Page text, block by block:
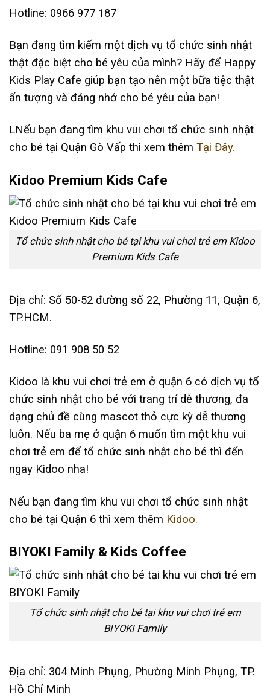
Hotline: 0966 977 187
Bạn đang tìm kiếm một dịch vụ tổ chức sinh nhật
thật đặc biệt cho bé yêu của mình? Hãy để Happy
Kids Play Cafe giúp bạn tạo nên một bữa tiệc thật
ấn tượng và đáng nhớ cho bé yêu của bạn!
LNếu bạn đang tìm khu vui chơi tổ chức sinh nhật
cho bé tại Quận Gò Vấp thì xem thêm Tại Đây.
Kidoo Premium Kids Cafe
Tổ chức sinh nhật cho bé tại khu vui chơi trẻ em Kidoo
Premium Kids Cafe
Địa chỉ: Số 50-52 đường số 22, Phường 11, Quận 6,
TP.HCM.
Hotline: 091 908 50 52
Kidoo là khu vui chơi trẻ em ở quận 6 có dịch vụ tổ
chức sinh nhật cho bé với trang trí dễ thương, đa
dạng chủ đề cùng mascot thỏ cực kỳ dễ thương
luôn. Nếu ba mẹ ở quận 6 muốn tìm một khu vui
chơi trẻ em để tổ chức sinh nhật cho bé thì đến
ngay Kidoo nha!
Nếu bạn đang tìm khu vui chơi tổ chức sinh nhật
cho bé tại Quận 6 thì xem thêm Kidoo.
BIYOKI Family & Kids Coffee
Tổ chức sinh nhật cho bé tại khu vui chơi trẻ em
BIYOKI Family
Địa chỉ: 304 Minh Phụng, Phường Minh Phụng, TP.
Hồ Chí Minh